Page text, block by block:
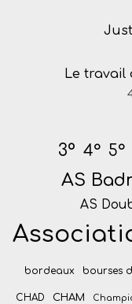
Le travail
3° 4° 5°
AS
AS
bordeaux bourses
CHAD CHAM